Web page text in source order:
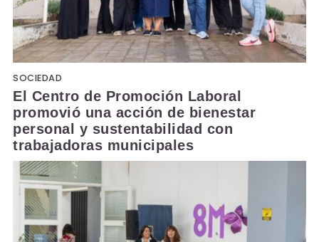
SOCIEDAD
El Centro de Promoción Laboral
promovió una acción de bienestar
personal y sustentabilidad con
trabajadoras municipales